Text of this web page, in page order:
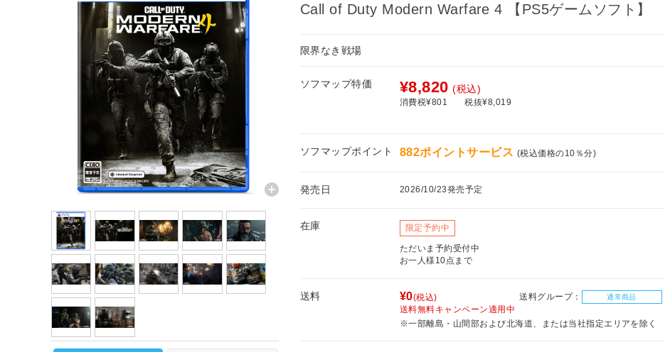
Call of Duty Modern Warfare 4 【PS5ゲームソフト】
限界なき戦場
ソフマップ特価 ¥8,820 (税込)
消費税¥801 税抜¥8,019
ソフマップポイント 882ポイントサービス (税込価格の10％分)
発売日 2026/10/23発売予定
在庫 限定予約中
ただいま予約受付中
お一人様10点まで
送料 ¥0(税込) 送料グループ： 通常商品
送料無料キャンペーン適用中
※一部離島・山間部および北海道、または当社指定エリアを除く